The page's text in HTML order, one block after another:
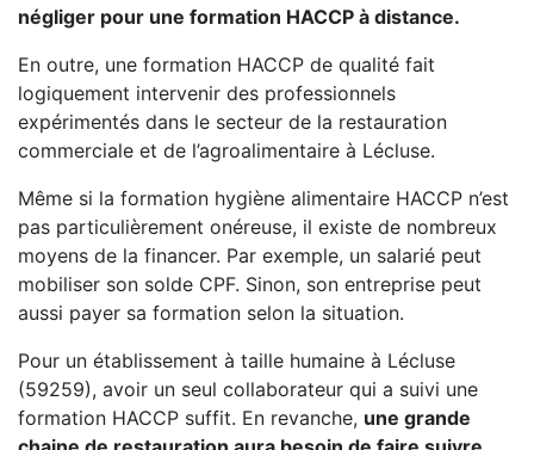
négliger pour une formation HACCP à distance.
En outre, une formation HACCP de qualité fait
logiquement intervenir des professionnels
expérimentés dans le secteur de la restauration
commerciale et de l’agroalimentaire à Lécluse.
Même si la formation hygiène alimentaire HACCP n’est
pas particulièrement onéreuse, il existe de nombreux
moyens de la financer. Par exemple, un salarié peut
mobiliser son solde CPF. Sinon, son entreprise peut
aussi payer sa formation selon la situation.
Pour un établissement à taille humaine à Lécluse
(59259), avoir un seul collaborateur qui a suivi une
formation HACCP suffit. En revanche, une grande